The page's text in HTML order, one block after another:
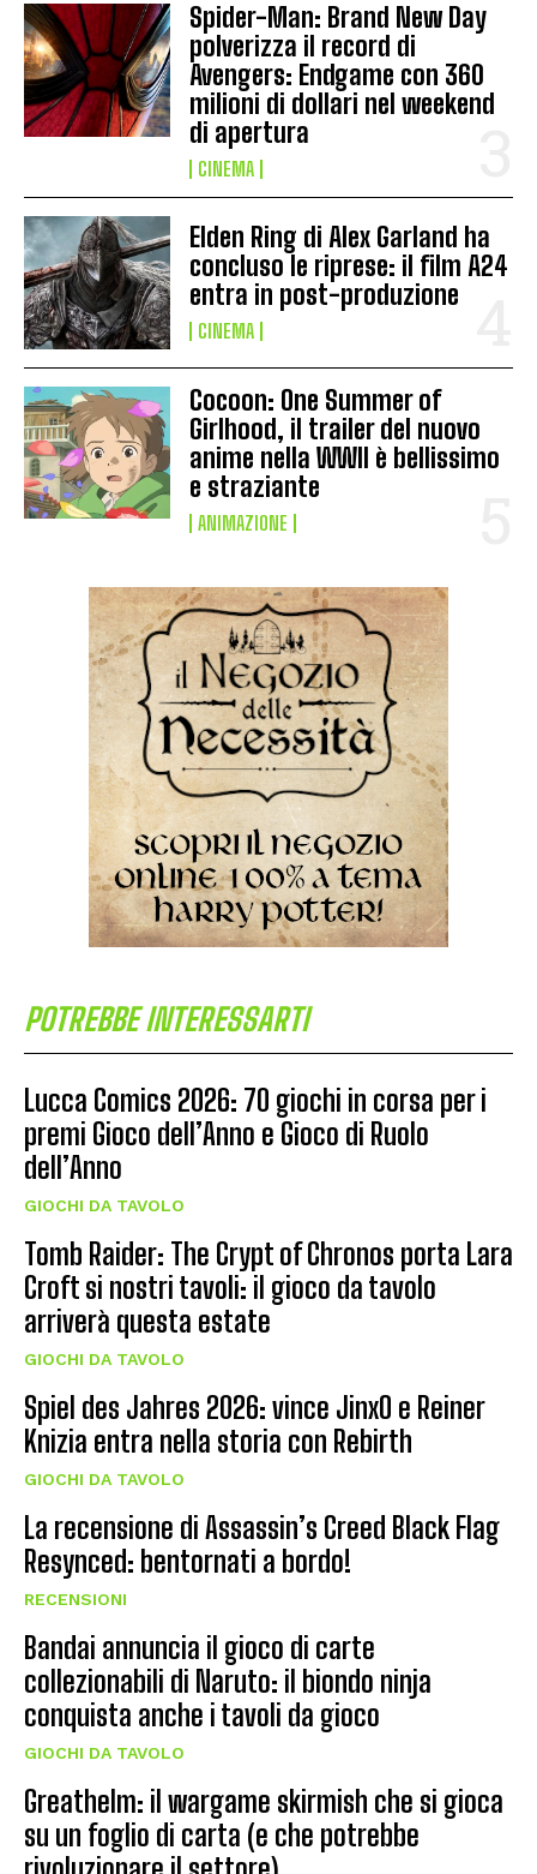
Spider-Man: Brand New Day
polverizza il record di
Avengers: Endgame con 360
milioni di dollari nel weekend
di apertura
CINEMA
Elden Ring di Alex Garland ha
concluso le riprese: il film A24
entra in post-produzione
CINEMA
Cocoon: One Summer of
Girlhood, il trailer del nuovo
anime nella WWII è bellissimo
e straziante
ANIMAZIONE
POTREBBE INTERESSARTI
Lucca Comics 2026: 70 giochi in corsa per i
premi Gioco dell’Anno e Gioco di Ruolo
dell’Anno
GIOCHI DA TAVOLO
Tomb Raider: The Crypt of Chronos porta Lara
Croft si nostri tavoli: il gioco da tavolo
arriverà questa estate
GIOCHI DA TAVOLO
Spiel des Jahres 2026: vince JinxO e Reiner
Knizia entra nella storia con Rebirth
GIOCHI DA TAVOLO
La recensione di Assassin’s Creed Black Flag
Resynced: bentornati a bordo!
RECENSIONI
Bandai annuncia il gioco di carte
collezionabili di Naruto: il biondo ninja
conquista anche i tavoli da gioco
GIOCHI DA TAVOLO
Greathelm: il wargame skirmish che si gioca
su un foglio di carta (e che potrebbe